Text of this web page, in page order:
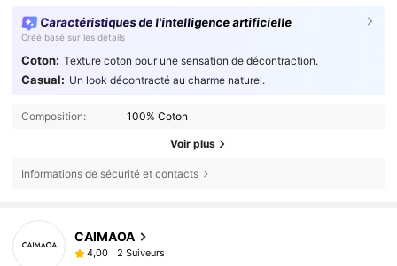
Caractéristiques de l'intelligence artificielle
Créé basé sur les détails
Coton: Texture coton pour une sensation de décontraction.
Casual: Un look décontracté au charme naturel.
Composition: 100% Coton
Voir plus
Informations de sécurité et contacts
CAIMAOA
4,00 2 Suiveurs